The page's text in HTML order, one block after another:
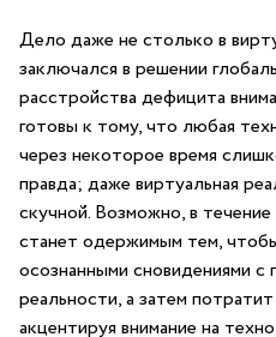
Дело даже не столько в
заключался в решении
расстройства дефицита
готовы к тому, что любая
через некоторое время
правда; даже виртуальная
скучной. Возможно, в
станет одержимым тем,
осознанными сновидениями
реальности, а затем
акцентируя внимание на